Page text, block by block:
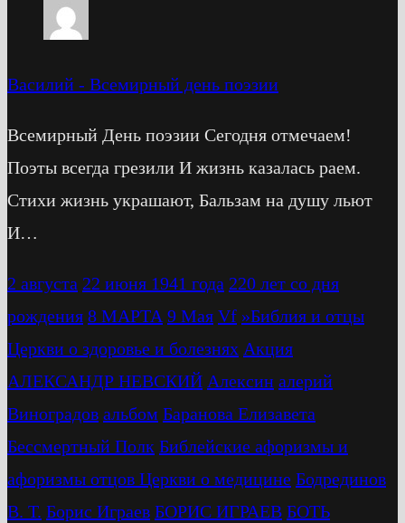
Василий - Всемирный день поэзии
Всемирный День поэзии Сегодня отмечаем!
Поэты всегда грезили И жизнь казалась раем.
Стихи жизнь украшают, Бальзам на душу льют
И…
2 августа 22 июня 1941 года 220 лет со дня
рождения 8 МАРТА 9 Мая Vf »Библия и отцы
Церкви о здоровье и болезнях Акция
АЛЕКСАНДР НЕВСКИЙ Алексин алерий
Виноградов альбом Баранова Елизавета
Бессмертный Полк Библейские афоризмы и
афоризмы отцов Церкви о медицине Бодрединов
В. Т. Бориc Играев БОРИС ИГРАЕВ БОТЬ